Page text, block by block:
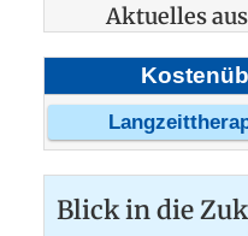
Aktuelles
Blick in die